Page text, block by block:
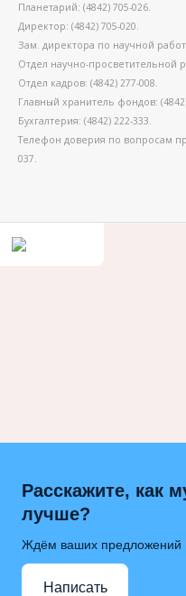
Планетарий: (4842) 705-026.
Директор: (4842) 705-020.
Зам. директора по научной
Отдел научно-просветительной
Отдел кадров: (4842) 277-008.
Главный хранитель фондов:
Бухгалтерия: (4842) 222-333.
Телефон доверия по вопросам
037.
Расскажите, как
лучше?
Ждём ваших предложений
Написать